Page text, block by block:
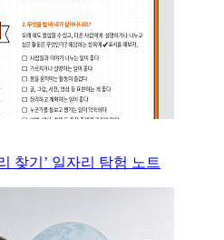
찾기’ 일자리 탐험 노트